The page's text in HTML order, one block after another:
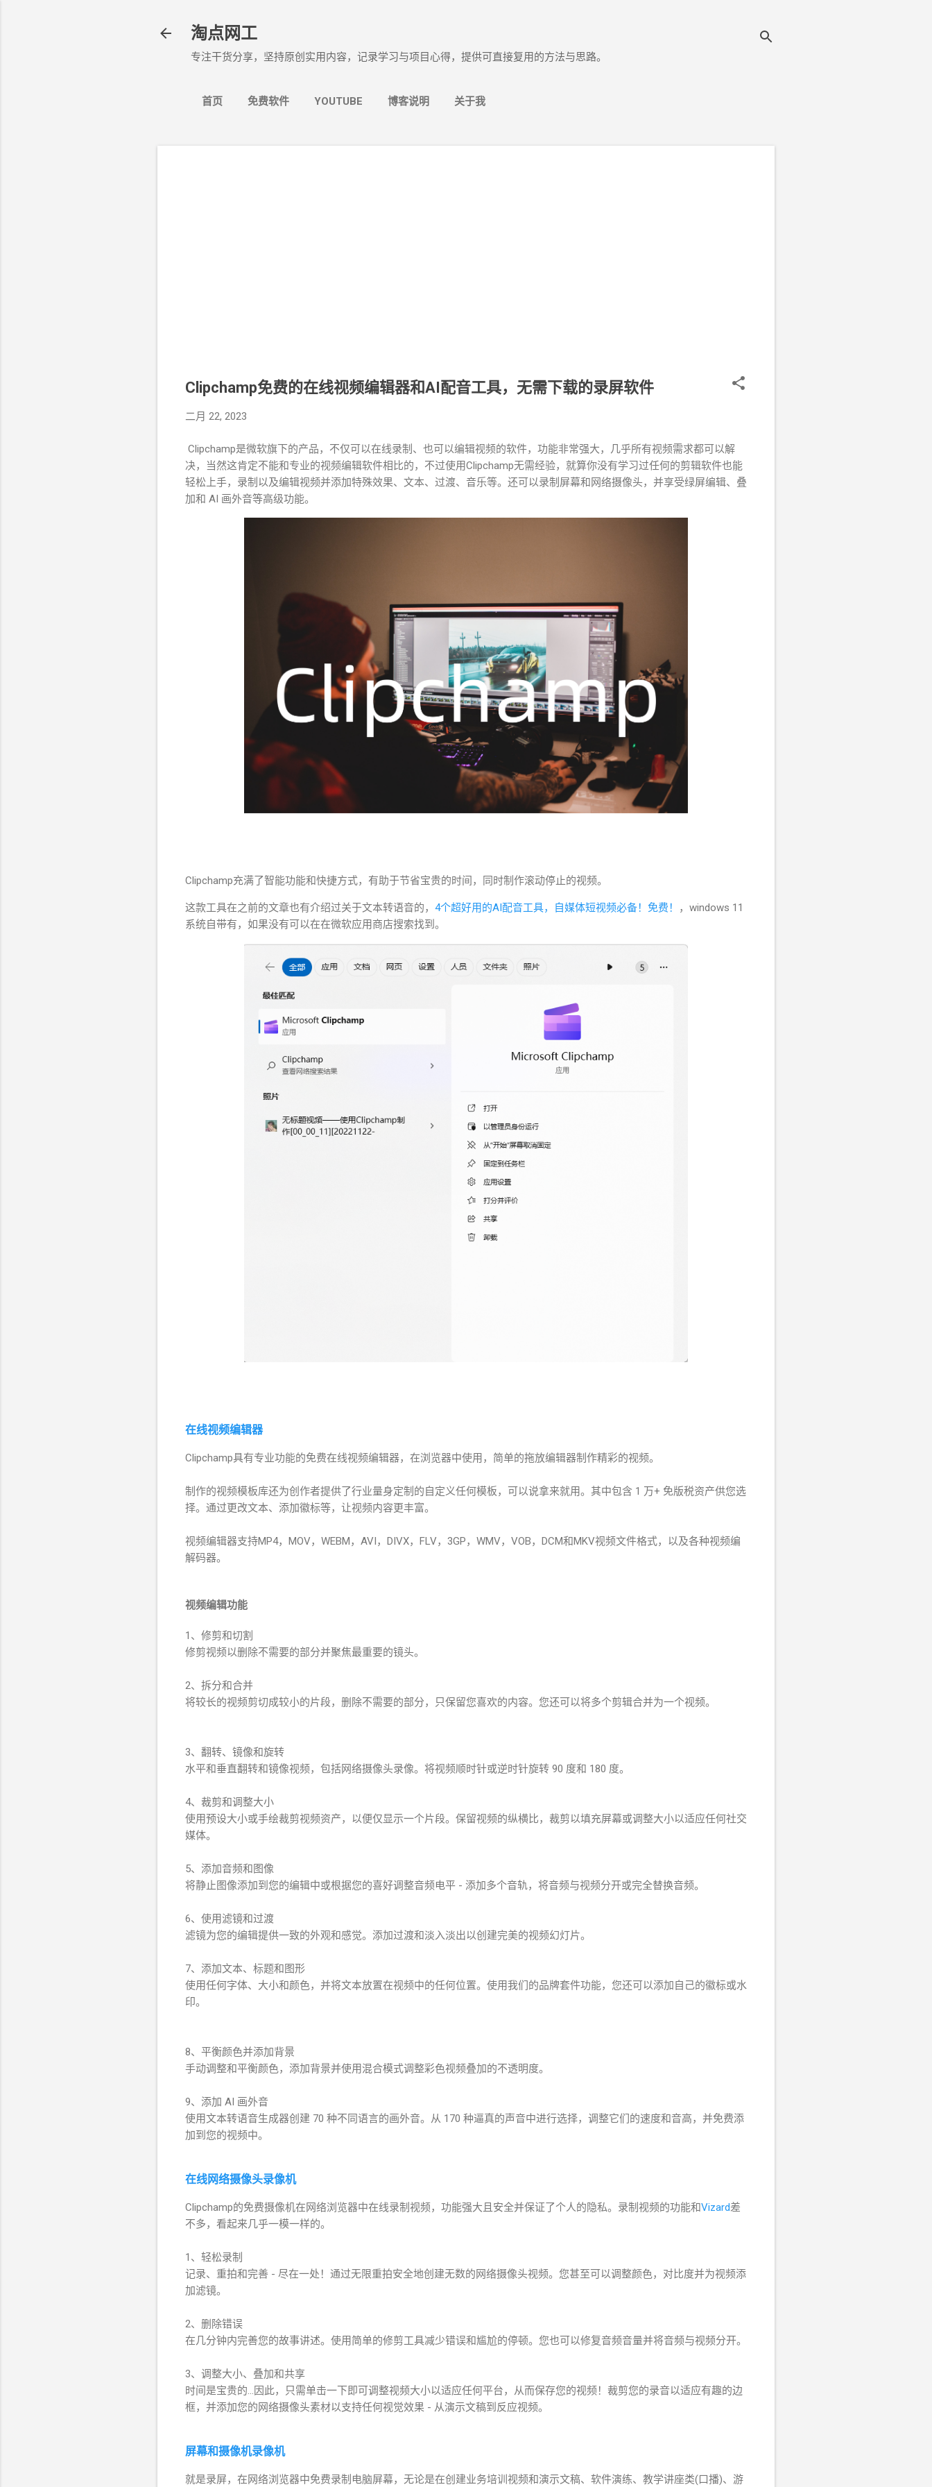
淘点网工
专注干货分享，坚持原创实用内容，记录学习与项目心得，提供可直接复用的方法与思路。
首页 免费软件 YOUTUBE 博客说明 关于我
Clipchamp免费的在线视频编辑器和AI配音工具，无需下载的录屏软件
二月 22, 2023
Clipchamp是微软旗下的产品，不仅可以在线录制、也可以编辑视频的软件，功能非常强大，几乎所有视频需求都可以解
决，当然这肯定不能和专业的视频编辑软件相比的，不过使用Clipchamp无需经验，就算你没有学习过任何的剪辑软件也能
轻松上手，录制以及编辑视频并添加特殊效果、文本、过渡、音乐等。还可以录制屏幕和网络摄像头，并享受绿屏编辑、叠
加和 AI 画外音等高级功能。
Clipchamp充满了智能功能和快捷方式，有助于节省宝贵的时间，同时制作滚动停止的视频。
这款工具在之前的文章也有介绍过关于文本转语音的， 4个超好用的AI配音工具，自媒体短视频必备！免费！
，windows 11
系统自带有，如果没有可以在在微软应用商店搜索找到。
在线视频编辑器
Clipchamp具有专业功能的免费在线视频编辑器，在浏览器中使用，简单的拖放编辑器制作精彩的视频。
制作的视频模板库还为创作者提供了行业量身定制的自定义任何模板，可以说拿来就用。其中包含 1 万+ 免版税资产供您选
择。通过更改文本、添加徽标等，让视频内容更丰富。
视频编辑器支持MP4，MOV，WEBM，AVI，DIVX，FLV，3GP，WMV，VOB，DCM和MKV视频文件格式，以及各种视频编
解码器。
视频编辑功能
1、修剪和切割
修剪视频以删除不需要的部分并聚焦最重要的镜头。
2、拆分和合并
将较长的视频剪切成较小的片段，删除不需要的部分，只保留您喜欢的内容。您还可以将多个剪辑合并为一个视频。
3、翻转、镜像和旋转
水平和垂直翻转和镜像视频，包括网络摄像头录像。将视频顺时针或逆时针旋转 90 度和 180 度。
4、裁剪和调整大小
使用预设大小或手绘裁剪视频资产，以便仅显示一个片段。保留视频的纵横比，裁剪以填充屏幕或调整大小以适应任何社交
媒体。
5、添加音频和图像
将静止图像添加到您的编辑中或根据您的喜好调整音频电平 - 添加多个音轨，将音频与视频分开或完全替换音频。
6、使用滤镜和过渡
滤镜为您的编辑提供一致的外观和感觉。添加过渡和淡入淡出以创建完美的视频幻灯片。
7、添加文本、标题和图形
使用任何字体、大小和颜色，并将文本放置在视频中的任何位置。使用我们的品牌套件功能，您还可以添加自己的徽标或水
印。
8、平衡颜色并添加背景
手动调整和平衡颜色，添加背景并使用混合模式调整彩色视频叠加的不透明度。
9、添加 AI 画外音
使用文本转语音生成器创建 70 种不同语言的画外音。从 170 种逼真的声音中进行选择，调整它们的速度和音高，并免费添
加到您的视频中。
在线网络摄像头录像机
Clipchamp的免费摄像机在网络浏览器中在线录制视频，功能强大且安全并保证了个人的隐私。录制视频的功能和Vizard差
不多，看起来几乎一模一样的。
1、轻松录制
记录、重拍和完善 - 尽在一处！通过无限重拍安全地创建无数的网络摄像头视频。您甚至可以调整颜色，对比度并为视频添
加滤镜。
2、删除错误
在几分钟内完善您的故事讲述。使用简单的修剪工具减少错误和尴尬的停顿。您也可以修复音频音量并将音频与视频分开。
3、调整大小、叠加和共享
时间是宝贵的...因此，只需单击一下即可调整视频大小以适应任何平台，从而保存您的视频！裁剪您的录音以适应有趣的边
框，并添加您的网络摄像头素材以支持任何视觉效果 - 从演示文稿到反应视频。
屏幕和摄像机录像机
就是录屏，在网络浏览器中免费录制电脑屏幕，无论是在创建业务培训视频和演示文稿、软件演练、教学讲座类(口播)、游